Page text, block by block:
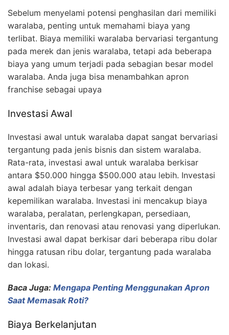
Sebelum menyelami potensi penghasilan dari memiliki
waralaba, penting untuk memahami biaya yang
terlibat. Biaya memiliki waralaba bervariasi tergantung
pada merek dan jenis waralaba, tetapi ada beberapa
biaya yang umum terjadi pada sebagian besar model
waralaba. Anda juga bisa menambahkan apron
franchise sebagai upaya
Investasi Awal
Investasi awal untuk waralaba dapat sangat bervariasi
tergantung pada jenis bisnis dan sistem waralaba.
Rata-rata, investasi awal untuk waralaba berkisar
antara $50.000 hingga $500.000 atau lebih. Investasi
awal adalah biaya terbesar yang terkait dengan
kepemilikan waralaba. Investasi ini mencakup biaya
waralaba, peralatan, perlengkapan, persediaan,
inventaris, dan renovasi atau renovasi yang diperlukan.
Investasi awal dapat berkisar dari beberapa ribu dolar
hingga ratusan ribu dolar, tergantung pada waralaba
dan lokasi.
Baca Juga: Mengapa Penting Menggunakan Apron
Saat Memasak Roti?
Biaya Berkelanjutan